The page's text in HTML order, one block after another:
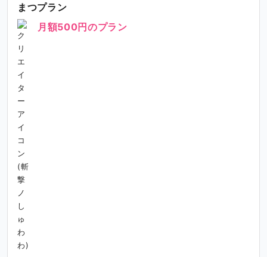
まつプラン
月額500円のプラン